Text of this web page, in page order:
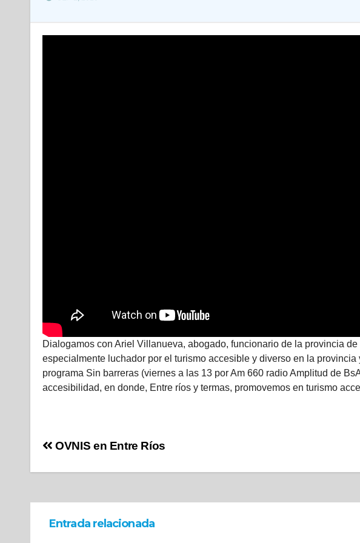
Dialogamos con Ariel Villanueva, abogado, funcionario de la provincia
especialmente luchador por el turismo accesible y diverso en la
programa Sin barreras (viernes a las 13 por Am 660 radio Amplitud de
accesibilidad, en donde, Entre ríos y termas, promovemos en turismo
OVNIS en Entre Ríos
Entrada relacionada